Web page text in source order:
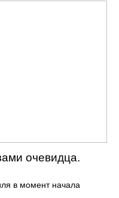
очевидца.
в момент начала